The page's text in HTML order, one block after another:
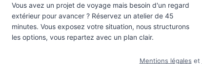
Vous avez un projet de voyage mais besoin d'un regard
extérieur pour avancer ? Réservez un atelier de 45
minutes. Vous exposez votre situation, nous structurons
les options, vous repartez avec un plan clair.
Mentions légales et